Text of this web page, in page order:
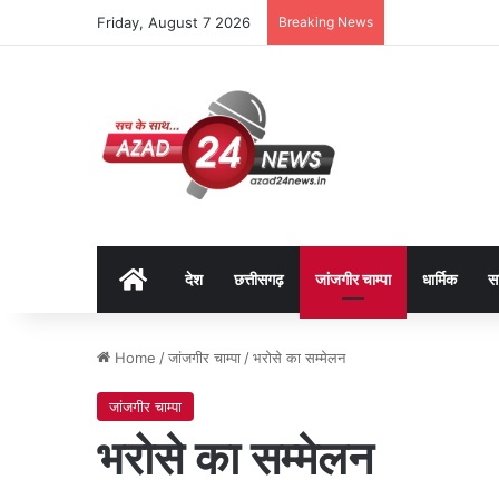
Friday, August 7 2026 Breaking News
Homeदेश छत्तीसगढ़ जांजगीर चाम्पा धार्मिक
Home /जांजगीर चाम्पा /भरोसे का सम्मेलन
जांजगीर चाम्पा
भरोसे का सम्मेलन